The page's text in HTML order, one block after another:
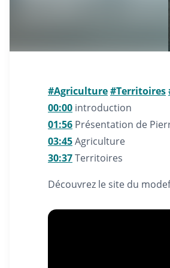
#Agriculture#Territoires
00:00 introduction
01:56 Présentation de
03:45Agriculture
30:37Territoires
Découvrez le site du